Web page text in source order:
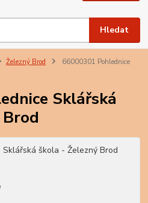
Hledat
Železný Brod
66000301 Pohlednice
Sklářská